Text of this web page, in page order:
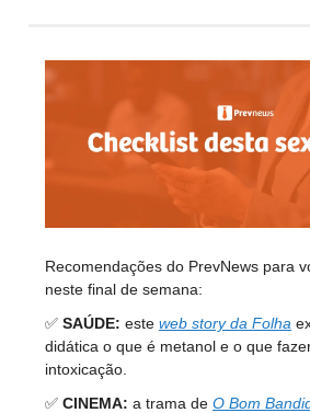
Recomendações do PrevNews para
neste final de semana:
✅ SAÚDE: este web story da Folha
didática o que é metanol e o que
intoxicação.
✅ CINEMA: a trama de O Bom